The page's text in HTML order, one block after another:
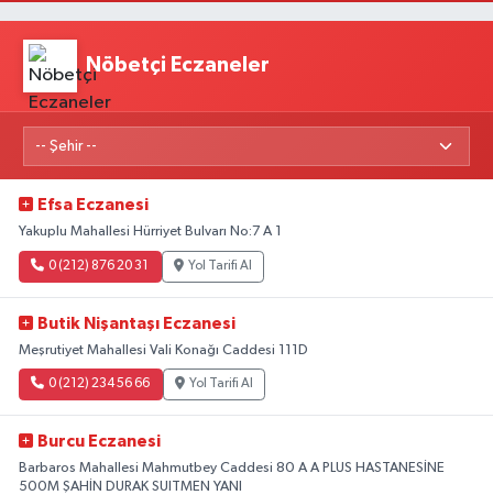
Nöbetçi Eczaneler
Efsa Eczanesi
Yakuplu Mahallesi Hürriyet Bulvarı No:7 A 1
0 (212) 876 20 31 Yol Tarifi Al
Butik Nişantaşı Eczanesi
Meşrutiyet Mahallesi Vali Konağı Caddesi 111D
0 (212) 234 56 66 Yol Tarifi Al
Burcu Eczanesi
Barbaros Mahallesi Mahmutbey Caddesi 80 A A PLUS HASTANESİNE
500M ŞAHİN DURAK SUITMEN YANI